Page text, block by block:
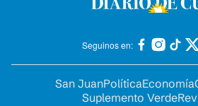
Seguinos en:
San JuanPolíticaEconomía
Suplemento Verde